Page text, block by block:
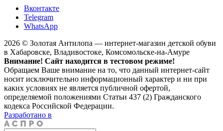
Вконтакте
Telegram
WhatsApp
2026 © Золотая Антилопа — интернет-магазин детской обуви
в Хабаровске, Владивостоке, Комсомольске-на-Амуре
Внимание! Сайт находится в тестовом режиме!
Обращаем Ваше внимание на то, что данный интернет-сайт
носит исключительно информационный характер и ни при
каких условиях не является публичной офертой,
определяемой положениями Статьи 437 (2) Гражданского
кодекса Российской Федерации.
Разработано в